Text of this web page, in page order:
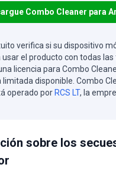
Combo Cleaner para
verifica si su dispositivo
el producto con todas las
licencia para Combo
disponible. Combo
operado por RCS LT, la
sobre los